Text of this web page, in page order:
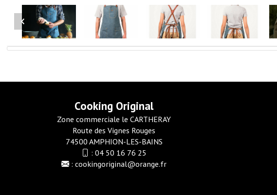
Cooking Original
Zone commerciale le CARTHERAY
Route des Vignes Rouges
74500 AMPHION-LES-BAINS
: 04 50 16 76 25
: cookingoriginal@orange.fr